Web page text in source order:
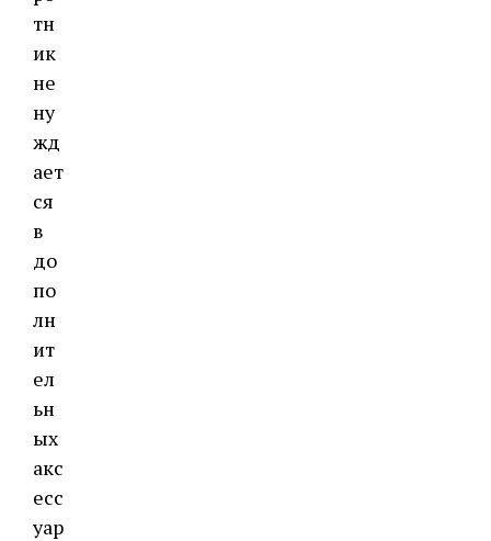
тн
ик
не
ну
жд
ает
ся
в
до
по
лн
ит
ел
ьн
ых
акс
есс
уар